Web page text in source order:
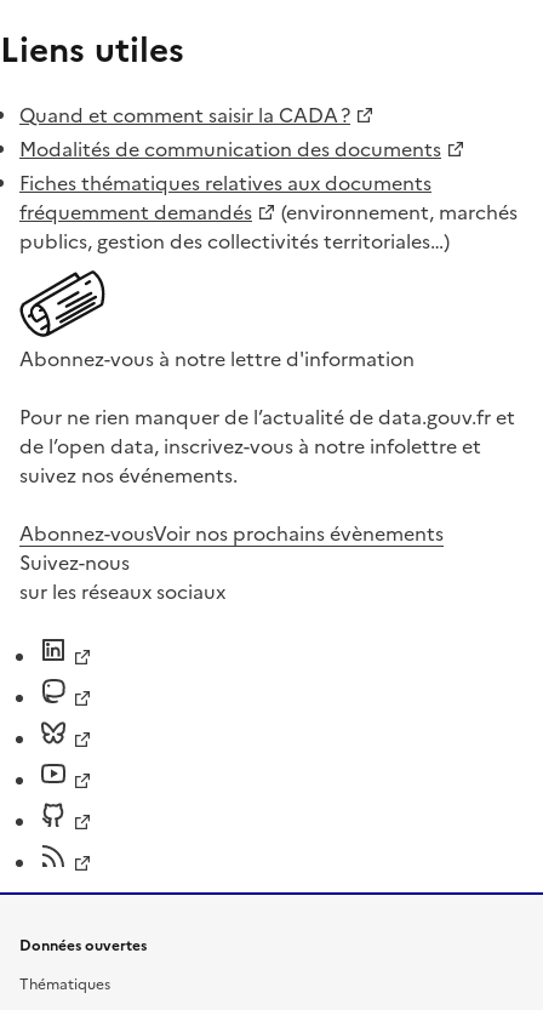
Liens utiles
Quand et comment saisir la CADA ?
Modalités de communication des documents
Fiches thématiques relatives aux documents
fréquemment demandés
(environnement, marchés
publics, gestion des collectivités territoriales…)
Abonnez-vous à notre lettre d'information
Pour ne rien manquer de l’actualité de data.gouv.fr et
de l’open data, inscrivez-vous à notre infolettre et
suivez nos événements.
Abonnez-vousVoir nos prochains évènements
Suivez-nous
sur les réseaux sociaux
Données ouvertes
Thématiques